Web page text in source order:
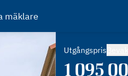
mäklare
Utgångspris
1 095